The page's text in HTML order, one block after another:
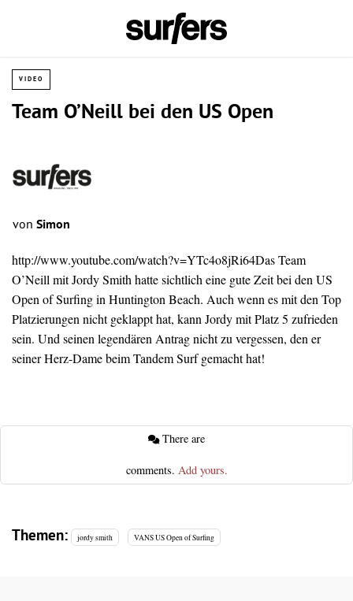
VIDEO
Team O’Neill bei den US Open
von Simon
http://www.youtube.com/watch?v=YTc4o8jRi64Das Team
O’Neill mit Jordy Smith hatte sichtlich eine gute Zeit bei den US
Open of Surfing in Huntington Beach. Auch wenn es mit den Top
Platzierungen nicht geklappt hat, kann Jordy mit Platz 5 zufrieden
sein. Und seinen legendären Antrag nicht zu vergessen, den er
seiner Herz-Dame beim Tandem Surf gemacht hat!
comments. Add yours.
Themen: jordy smith VANS US Open of Surfing